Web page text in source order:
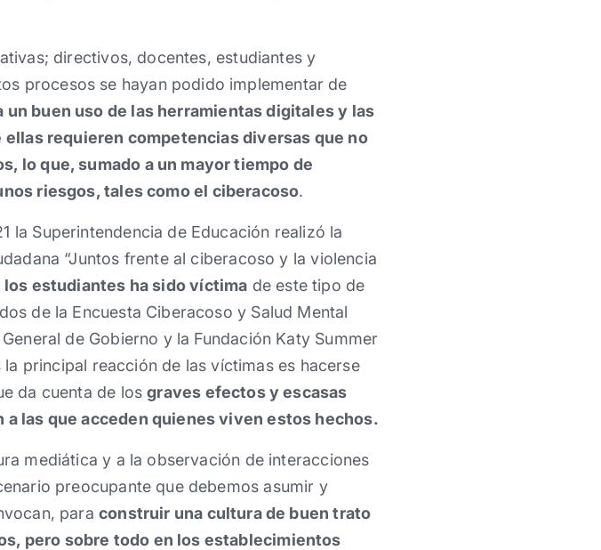
directivos, docentes, estudiantes y
procesos se hayan podido implementar de
buen uso de las herramientas digitales y las
requieren competencias diversas que no
lo que, sumado a un mayor tiempo de
riesgos, tales como el ciberacoso.
la Superintendencia de Educación realizó la
“Juntos frente al ciberacoso y la violencia
los estudiantes ha sido víctima de este tipo de
de la Encuesta Ciberacoso y Salud Mental
de Gobierno y la Fundación Katy Summer
principal reacción de las víctimas es hacerse
da cuenta de losgraves efectos y escasas
las que acceden quienes viven estos hechos.
mediática y a la observación de interacciones
preocupante que debemos asumir y
para construir una cultura de buen trato
pero sobre todo en los establecimientos